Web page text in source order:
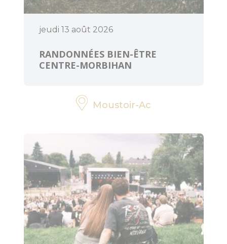
jeudi 13 août 2026
RANDONNÉES BIEN-ÊTRE
CENTRE-MORBIHAN
Moustoir-Ac